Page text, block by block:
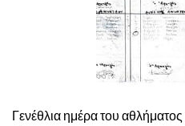
Γενέθλια ημέρα του